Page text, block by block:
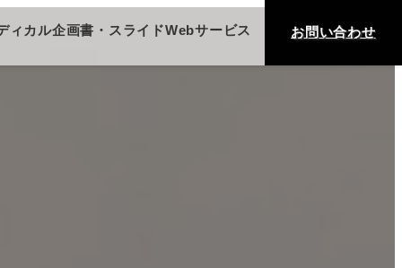
ィカル企画書・スライドWebサービス お問い合わせ